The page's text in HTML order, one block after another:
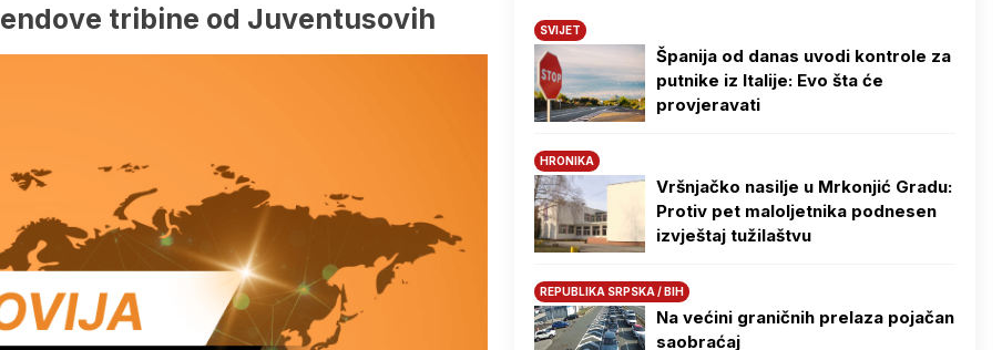
tribine od Juventusovih SVIJET
Španija od danas uvodi kontrole za
putnike iz Italije: Evo šta će
provjeravati
HRONIKA
Vršnjačko nasilje u Mrkonjić Gradu:
Protiv pet maloljetnika podnesen
izvještaj tužilaštvu
REPUBLIKA SRPSKA / BIH
Na većini graničnih prelaza pojačan
saobraćaj